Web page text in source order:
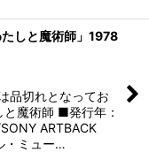
しと魔術師」1978
品切れとなってお
魔術師 ■発行年：
ARTBACK
・ミュー…